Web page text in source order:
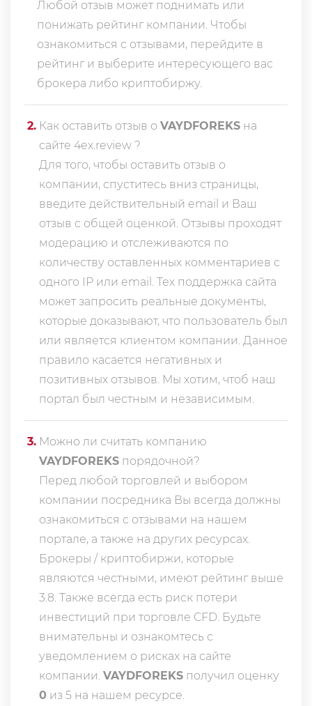
Любой отзыв может поднимать или
понижать рейтинг компании. Чтобы
ознакомиться с отзывами, перейдите в
рейтинг и выберите интересующего вас
брокера либо криптобиржу.
2. Как оставить отзыв о VAYDFOREKS на
сайте 4ex.review ?
Для того, чтобы оставить отзыв о
компании, спуститесь вниз страницы,
введите действительный email и Ваш
отзыв с общей оценкой. Отзывы проходят
модерацию и отслеживаются по
количеству оставленных комментариев с
одного IP или email. Тех поддержка сайта
может запросить реальные документы,
которые доказывают, что пользователь был
или является клиентом компании. Данное
правило касается негативных и
позитивных отзывов. Мы хотим, чтоб наш
портал был честным и независимым.
3. Можно ли считать компанию
VAYDFOREKS порядочной?
Перед любой торговлей и выбором
компании посредника Вы всегда должны
ознакомиться с отзывами на нашем
портале, а также на других ресурсах.
Брокеры / криптобиржи, которые
являются честными, имеют рейтинг выше
3.8. Также всегда еcть риск потери
инвестиций при торговле CFD. Будьте
внимательны и ознакомтесь с
уведомлением о рисках на сайте
компании. VAYDFOREKS получил оценку
0 из 5 на нашем ресурсе.